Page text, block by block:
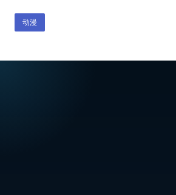
动漫